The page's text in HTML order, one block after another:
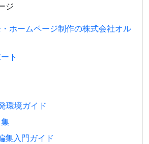
ジ
ホームページ制作の株式会社オル
ト
環境ガイド
集入門ガイド